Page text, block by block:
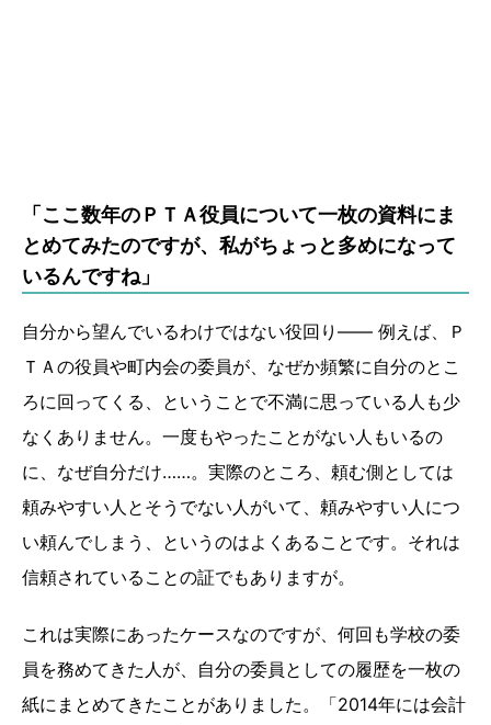
「ここ数年のＰＴＡ役員について一枚の資料にま
とめてみたのですが、私がちょっと多めになって
いるんですね」
自分から望んでいるわけではない役回り―― 例えば、Ｐ
ＴＡの役員や町内会の委員が、なぜか頻繁に自分のとこ
ろに回ってくる、ということで不満に思っている人も少
なくありません。一度もやったことがない人もいるの
に、なぜ自分だけ……。実際のところ、頼む側としては
頼みやすい人とそうでない人がいて、頼みやすい人につ
い頼んでしまう、というのはよくあることです。それは
信頼されていることの証でもありますが。
これは実際にあったケースなのですが、何回も学校の委
員を務めてきた人が、自分の委員としての履歴を一枚の
紙にまとめてきたことがありました。「2014年には会計